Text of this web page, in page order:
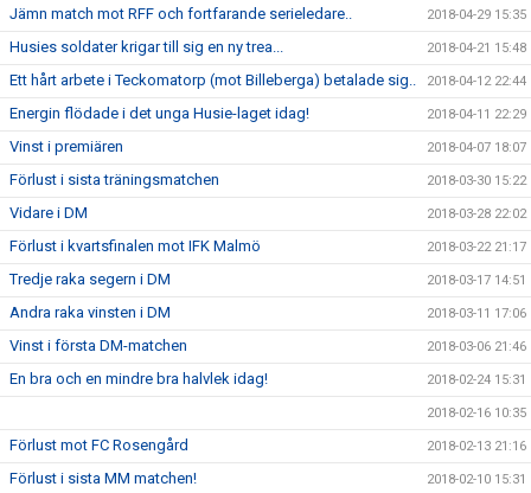
Jämn match mot RFF och fortfarande serieledare.. 2018-04-29 15:35
Husies soldater krigar till sig en ny trea... 2018-04-21 15:48
Ett hårt arbete i Teckomatorp (mot Billeberga) betalade sig.. 2018-04-12 22:44
Energin flödade i det unga Husie-laget idag! 2018-04-11 22:29
Vinst i premiären 2018-04-07 18:07
Förlust i sista träningsmatchen 2018-03-30 15:22
Vidare i DM 2018-03-28 22:02
Förlust i kvartsfinalen mot IFK Malmö 2018-03-22 21:17
Tredje raka segern i DM 2018-03-17 14:51
Andra raka vinsten i DM 2018-03-11 17:06
Vinst i första DM-matchen 2018-03-06 21:46
En bra och en mindre bra halvlek idag! 2018-02-24 15:31
2018-02-16 10:35
Förlust mot FC Rosengård 2018-02-13 21:16
Förlust i sista MM matchen! 2018-02-10 15:31